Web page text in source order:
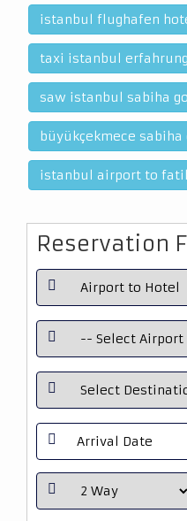
istanbul flughafen
taxi istanbul erfahrung
saw istanbul sabiha
büyükçekmece
istanbul airport to
Reservation